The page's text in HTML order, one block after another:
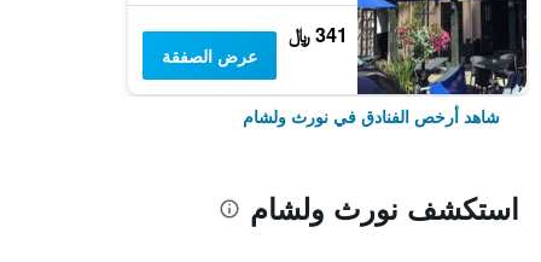
341 ﷼
عرض الصفقة
شاهد أرخص الفنادق في نورث ولشام
استكشف نورث ولشام